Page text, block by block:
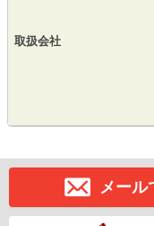
取扱会社
メール